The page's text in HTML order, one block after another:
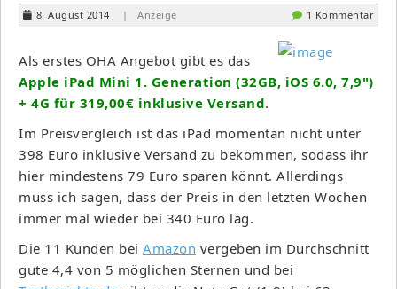
8. August 2014 | Anzeige 1 Kommentar
Als erstes OHA Angebot gibt es das
Apple iPad Mini 1. Generation (32GB, iOS 6.0, 7,9")
+ 4G für 319,00€ inklusive Versand.
Im Preisvergleich ist das iPad momentan nicht unter
398 Euro inklusive Versand zu bekommen, sodass ihr
hier mindestens 79 Euro sparen könnt. Allerdings
muss ich sagen, dass der Preis in den letzten Wochen
immer mal wieder bei 340 Euro lag.
Die 11 Kunden bei Amazon vergeben im Durchschnitt
gute 4,4 von 5 möglichen Sternen und bei